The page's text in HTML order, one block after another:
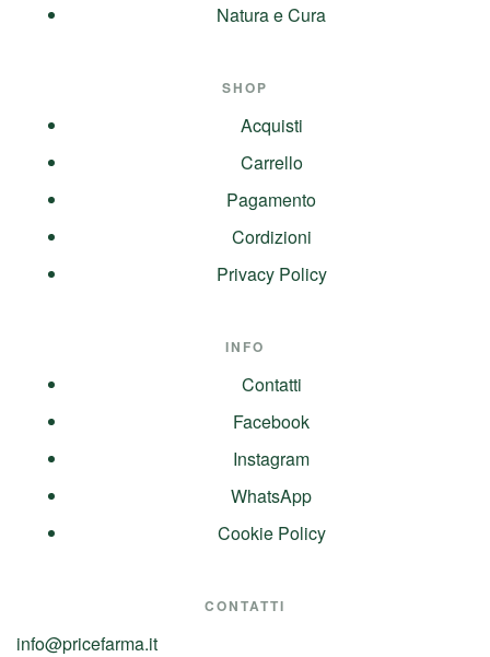
Natura e Cura
SHOP
Acquisti
Carrello
Pagamento
Cordizioni
Privacy Policy
INFO
Contatti
Facebook
Instagram
WhatsApp
Cookie Policy
CONTATTI
info@pricefarma.it